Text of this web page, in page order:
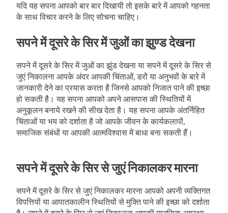
यदि यह सपना आपको बार बार दिखायी तो इसके बारे में आपको गहनता
के साथ विचार करने के लिए सोचना चाहिए।
सपने में दूसरे के सिर में जुओं का झुण्ड देखना
सपने में दूसरे के सिर में जुओं का झुंड देखना या सपने में दूसरे के सिर से
जुएं निकालना आपके अंदर आपकी चिंताओं, डरों या अनुभवों के बारे में
जानकारी देने का प्रयास करता है जिनसे आपको निजात पाने की इच्छा
हो सकती है। यह सपना आपको अपने आसपास की स्थितियों में
अनुकूलन बनाये रखने की सीख देता है। यह सपना आपके अंतर्निहित
चिंताओं या भय को दर्शाता है जो आपके जीवन के कार्यकलापों,
समाजिक संबंधों या आपकी आत्मविश्वास में बाधा बना सकती हैं।
सपने में दूसरे के सिर से जुएं निकालकर मारना
सपने में दूसरे के सिर से जुएं निकालकर मारना आपको अपनी व्यक्तिगत
विपत्तियों या आपातकालीन स्थितियों से मुक्ति पाने की इच्छा को दर्शाता